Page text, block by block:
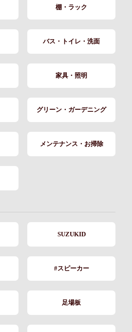
棚・ラック
バス・トイレ・洗面
家具・照明
グリーン・ガーデニング
メンテナンス・お掃除
SUZUKID
#スピーカー
足場板